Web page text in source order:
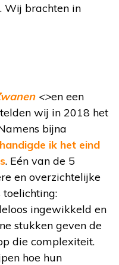
Wij brachten in
<>en een
wij in 2018 het
bijna
ik het eind
. Eén van de 5
en overzichtelijke
toelichting:
ingewikkeld en
stukken geven de
die complexiteit.
hoe hun